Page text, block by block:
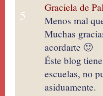
5
Graciela de
Menos mal
Muchas
acordarte 🙂
Éste blog
escuelas, no
asiduamente.